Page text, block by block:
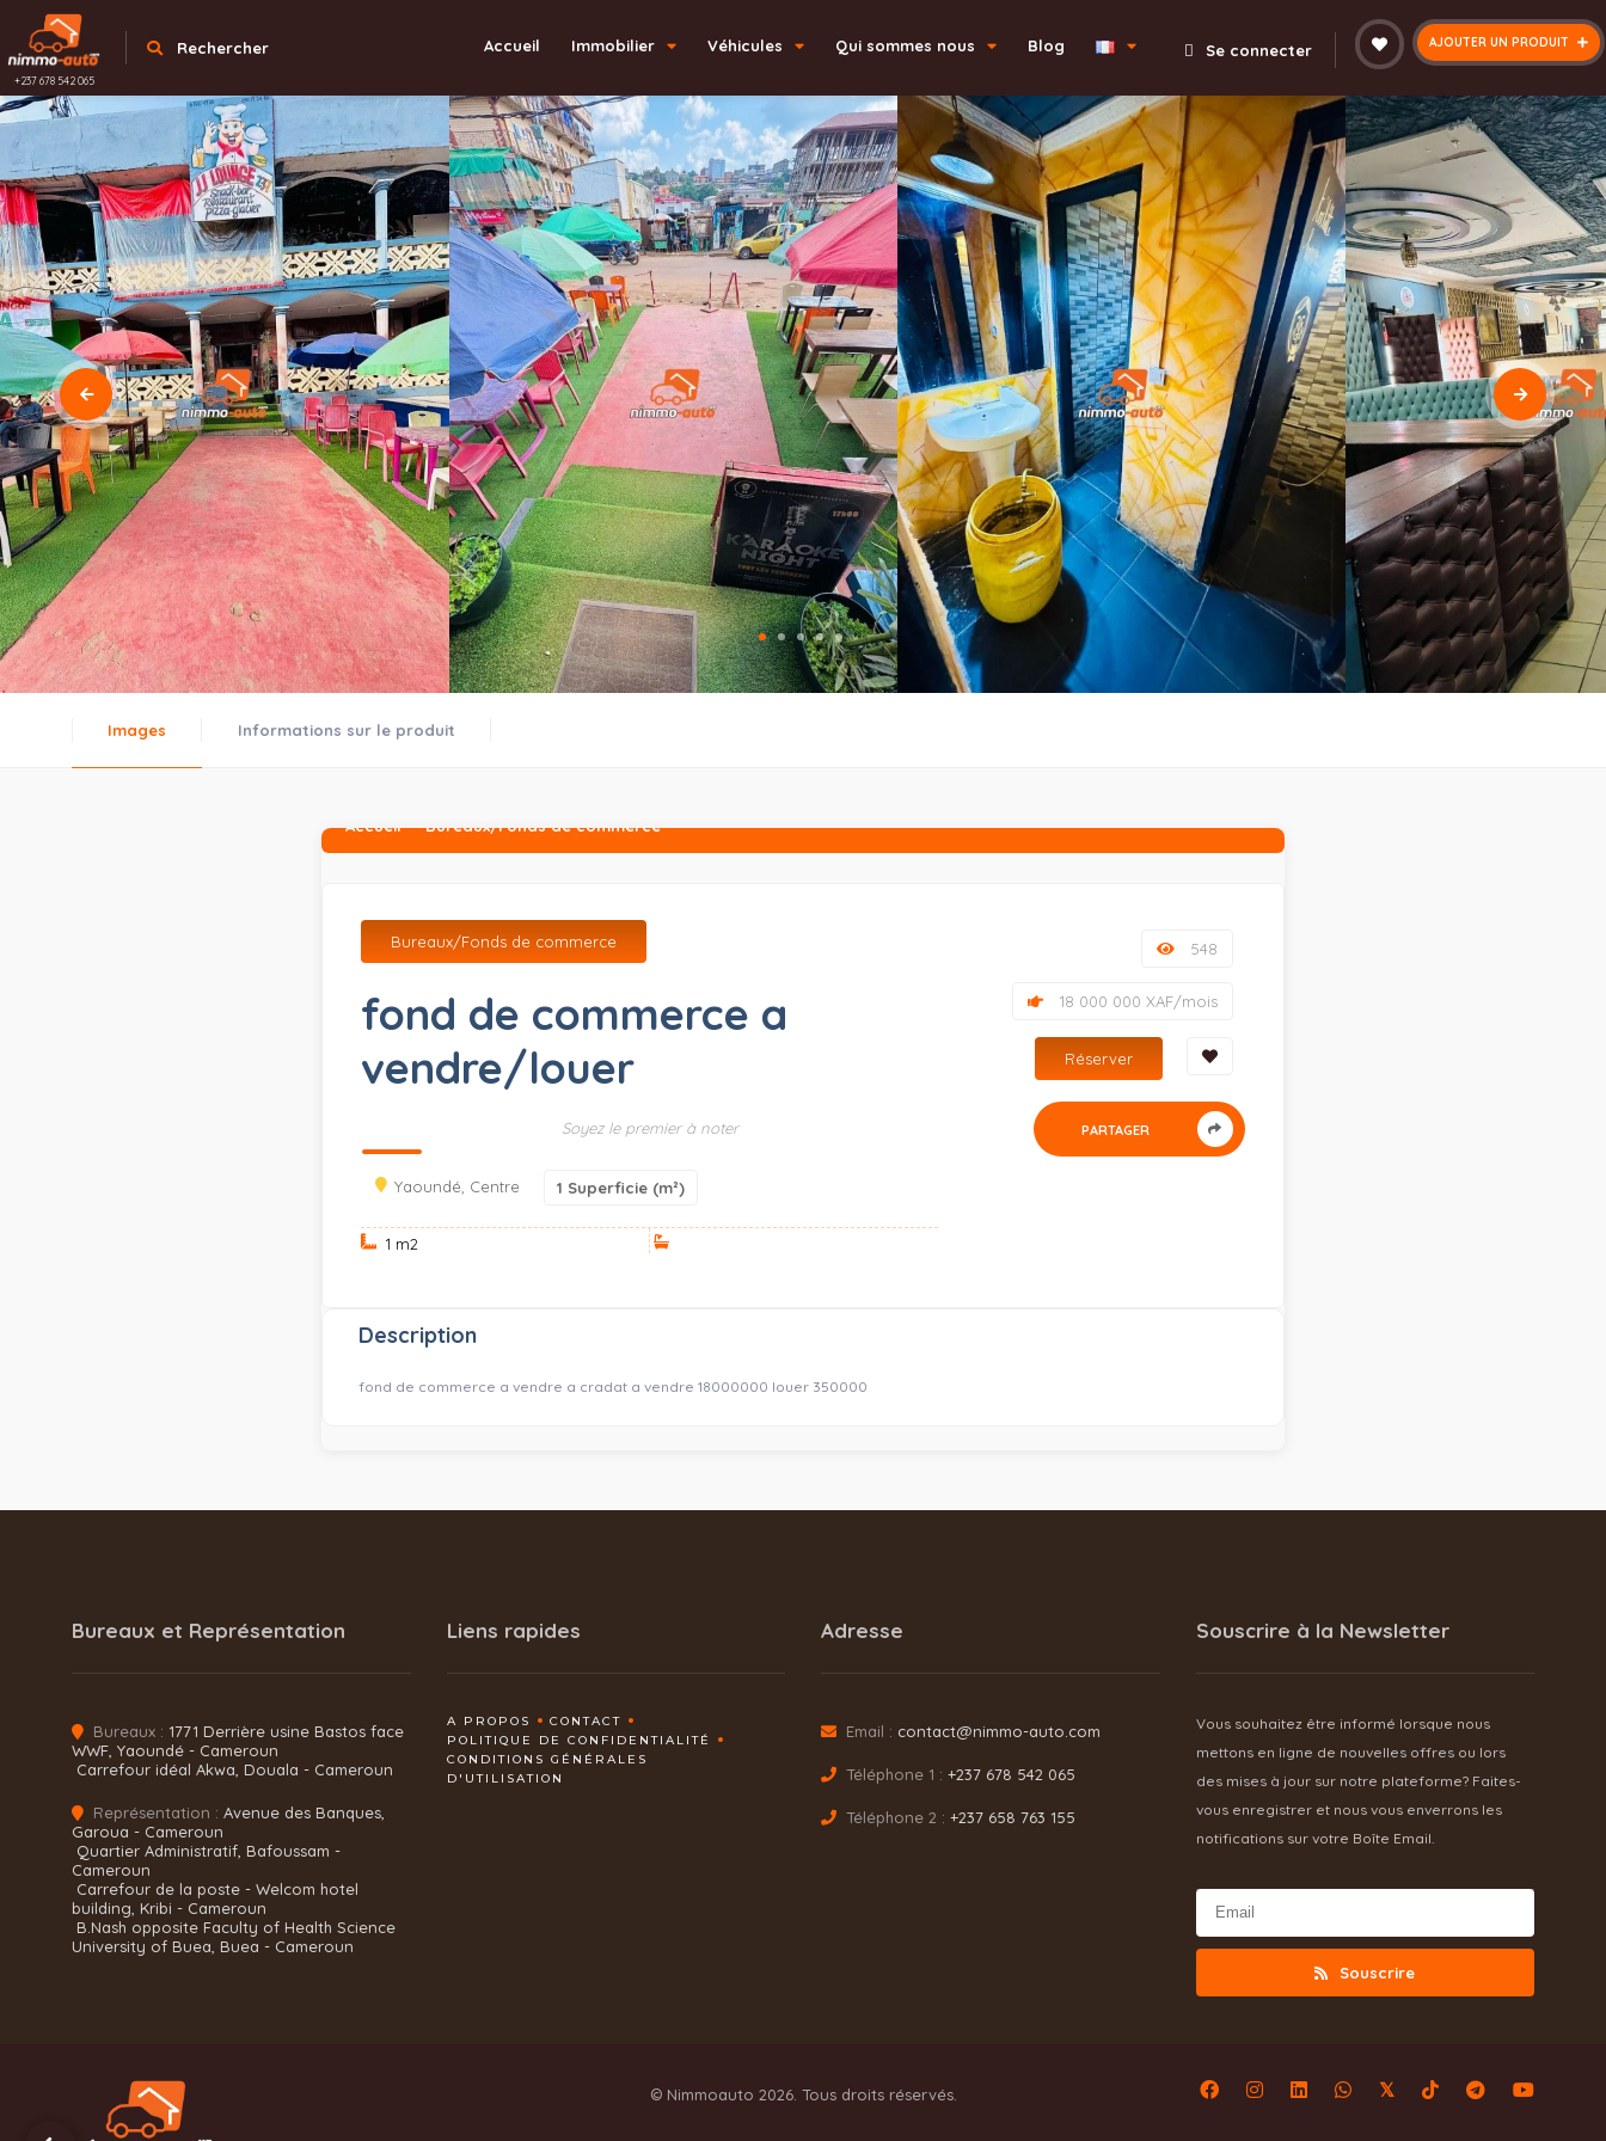
+237 678 542 065
Rechercher AJOUTER UN PRODUIT
Se connecter
Accueil Immobilier Véhicules Qui sommes nous Blog
Images Informations sur le produit
Accueil Bureaux/Fonds de commerce
Bureaux/Fonds de commerce
fond de commerce a
vendre/louer
Soyez le premier à noter
Yaoundé, Centre 1 Superficie (m²)
1 m2
548
18 000 000 XAF/mois
Réserver
PARTAGER
Description
fond de commerce a vendre a cradat a vendre 18000000 louer 350000
Bureaux et Représentation
Bureaux : 1771 Derrière usine Bastos face
WWF, Yaoundé - Cameroun
Carrefour idéal Akwa, Douala - Cameroun
Représentation : Avenue des Banques,
Garoua - Cameroun
Quartier Administratif, Bafoussam -
Cameroun
Carrefour de la poste - Welcom hotel
building, Kribi - Cameroun
B.Nash opposite Faculty of Health Science
University of Buea, Buea - Cameroun
Liens rapides
A PROPOS
CONTACT
POLITIQUE DE CONFIDENTIALITÉ
CONDITIONS GÉNÉRALES
D'UTILISATION
Adresse
Email : contact@nimmo-auto.com
Téléphone 1 : +237 678 542 065
Téléphone 2 : +237 658 763 155
Souscrire à la Newsletter
Vous souhaitez être informé lorsque nous
mettons en ligne de nouvelles offres ou lors
des mises à jour sur notre plateforme? Faites-
vous enregistrer et nous vous enverrons les
notifications sur votre Boîte Email.
Souscrire
© Nimmoauto 2026. Tous droits réservés. 𝕏